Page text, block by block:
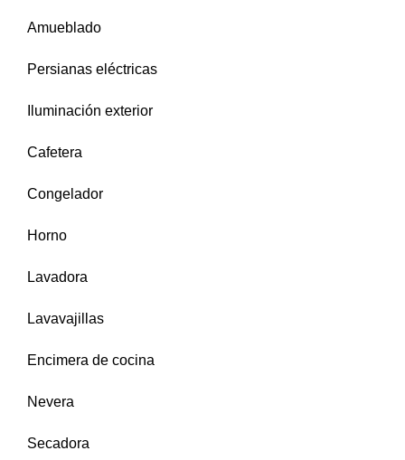
Amueblado
Persianas eléctricas
Iluminación exterior
Cafetera
Congelador
Horno
Lavadora
Lavavajillas
Encimera de cocina
Nevera
Secadora